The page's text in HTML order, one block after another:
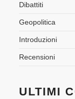
Dibattiti
Geopolitica
Introduzioni
Recensioni
ULTIMI